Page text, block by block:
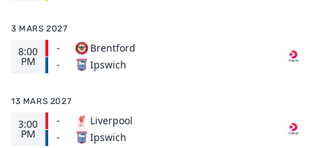
3 MARS 2027
8:00
PM
-
-
Brentford
Ipswich
13 MARS 2027
3:00
PM
-
-
Liverpool
Ipswich